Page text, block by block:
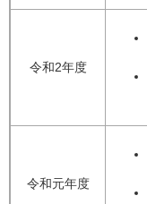
令和2年度
令和元年度